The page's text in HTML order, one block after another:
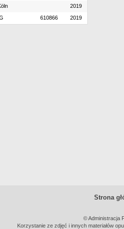
2019
610866 2019
Strona
© Administracja
Korzystanie ze zdjęć i innych materiałów